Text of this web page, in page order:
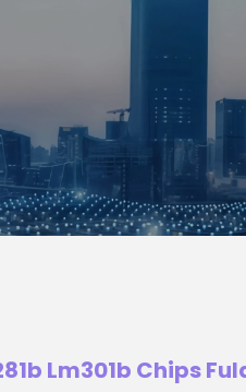
Lm301b Chips